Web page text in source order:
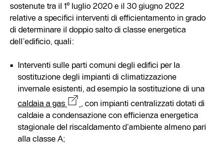
sostenute tra il 1° luglio 2020 e il 30 giugno 2022
relative a specifici interventi di efficientamento in grado
di determinare il doppio salto di classe energetica
dell’edificio, quali:
Interventi sulle parti comuni degli edifici per la
sostituzione degli impianti di climatizzazione
invernale esistenti, ad esempio la sostituzione di una
caldaia a gas
, con impianti centralizzati dotati di
caldaie a condensazione con efficienza energetica
stagionale del riscaldamento d’ambiente almeno pari
alla classe A;